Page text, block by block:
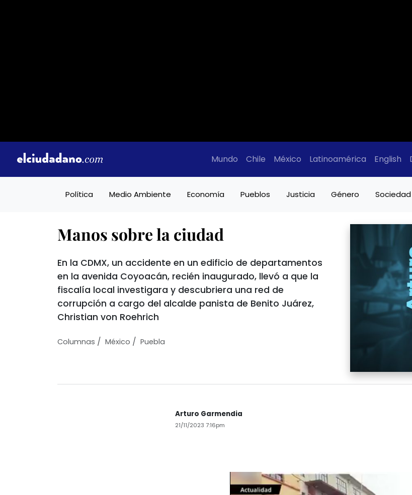
Mundo Chile México Latinoamérica English
Política Medio Ambiente Economía Pueblos Justicia Género Sociedad
Manos sobre la ciudad
En la CDMX, un accidente en un edificio de departamentos
en la avenida Coyoacán, recién inaugurado, llevó a que la
fiscalía local investigara y descubriera una red de
corrupción a cargo del alcalde panista de Benito Juárez,
Christian von Roehrich
Columnas / México / Puebla
Arturo Garmendia
21/11/2023 7:16pm